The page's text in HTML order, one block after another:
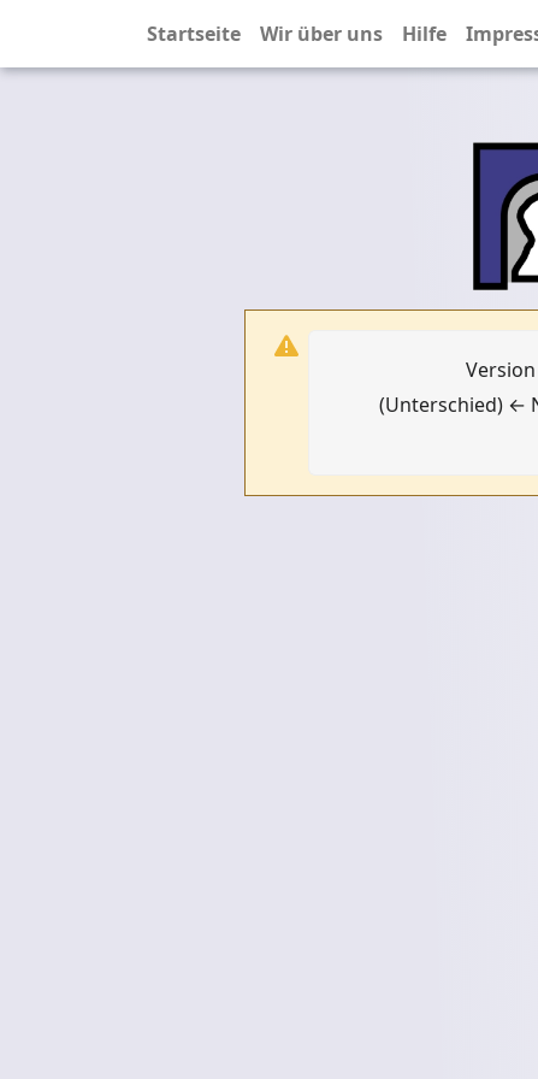
Startseite Wir über uns Hilfe
(Unterschied) ←